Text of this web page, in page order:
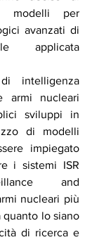
modelli per
avanzati di
applicata
intelligenza
armi nucleari
sviluppi in
di modelli
impiegato
i sistemi ISR
and
nucleari più
quanto lo siano
di ricerca e